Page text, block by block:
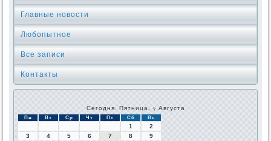
Главные новости
Любопытное
Все записи
Контакты
Сегодня: Пятница, 7 Августа
Пн Вт Ср Чт Пт Сб Вс
1
2
3
4 5 6 7 8
9